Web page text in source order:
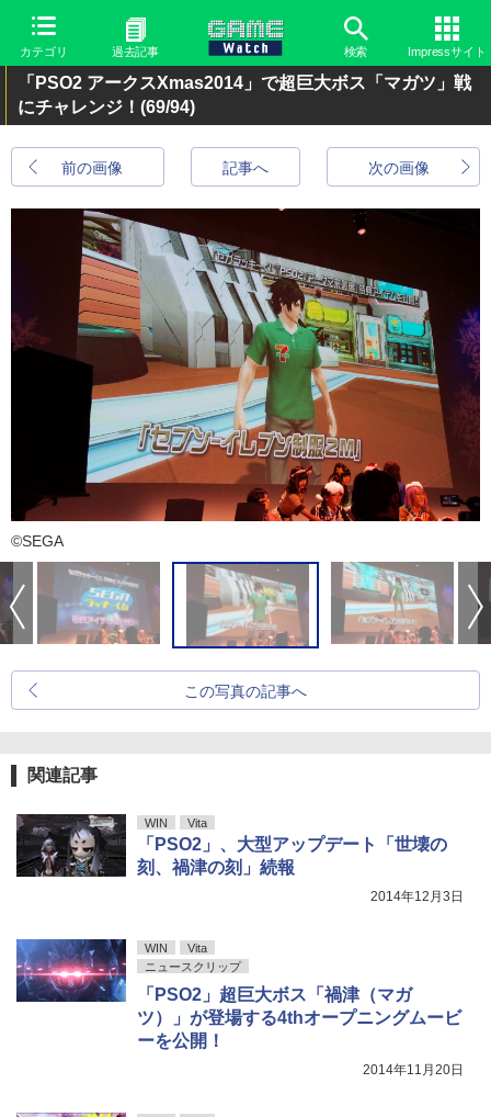
カテゴリ 過去記事 検索 Impressサイト
「PSO2 アークスXmas2014」で超巨大ボス「マガツ」戦
にチャレンジ！ (69/94)
前の画像 次の画像
記事へ
©SEGA
この写真の記事へ
関連記事
WIN Vita
「PSO2」、大型アップデート「世壊の
刻、禍津の刻」続報
2014年12月3日
WIN
Vita
ニュースクリップ
「PSO2」超巨大ボス「禍津（マガ
ツ）」が登場する4thオープニングムービ
ーを公開！
2014年11月20日